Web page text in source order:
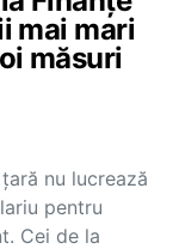
mai mari
măsuri
nu lucrează
pentru
Cei de la